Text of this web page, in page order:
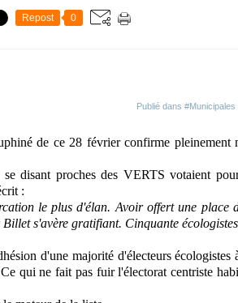
Repost 0
Publié dans #Municipales
de ce 28 février confirme pleinement
se disant proches des VERTS votaient
:
le plus d'élan. Avoir offert une place
s'avère gratifiant. Cinquante
d'une majorité d'électeurs écologistes
qui ne fait pas fuir l'électorat centriste